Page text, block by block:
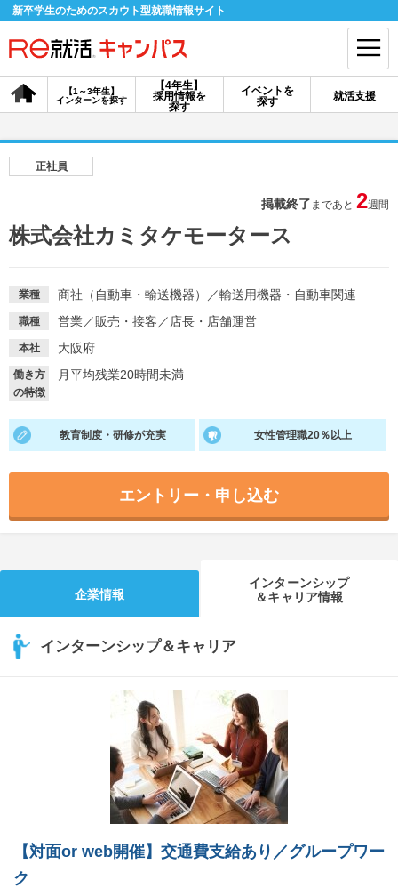
新卒学生のためのスカウト型就職情報サイト
【4年生】
採用情報を
探す
【1～3年生】
インターンを探す
イベントを
探す
就活支援
会員登録 ログイン
イベントを探す スカウト
就活ノウハウ・サポート
就活支援 就活コラム
適職診断
あなたに合う仕事を診断！
就活チャンネル
動画で対策講座をチェック
就活時事ニュースを更新 不明点があればこちら
正社員
掲載終了 まであと 2週間
株式会社カミタケモータース
業種 商社（自動車・輸送機器） ／輸送用機器・自動車関連
職種 営業／販売・接客 ／ 店長・店舗運営
本社 大阪府
働き方
の特徴
月平均残業20時間未満
教育制度・研修が充実 女性管理職20％以上
エントリー・申し込む
企業情報
インターンシップ
＆キャリア情報
インターンシップ＆キャリア
【対面or web開催】交通費支給あり／グループワー
ク